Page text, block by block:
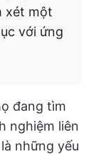
xét một
với ứng
đang tìm
nghiệm liên
những yếu